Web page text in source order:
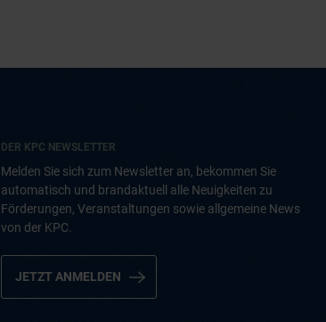
DER KPC NEWSLETTER
Melden Sie sich zum Newsletter an, bekommen Sie
automatisch und brandaktuell alle Neuigkeiten zu
Förderungen, Veranstaltungen sowie allgemeine News
von der KPC.
JETZT ANMELDEN